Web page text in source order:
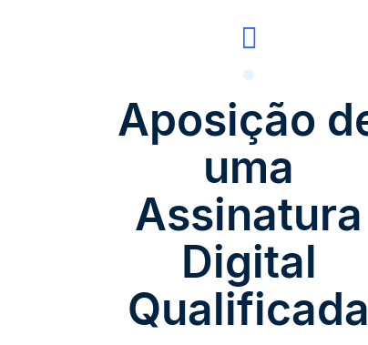
Aposição
uma
Assinatura
Digital
Qualificada